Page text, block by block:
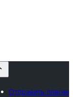
Отправить плагин